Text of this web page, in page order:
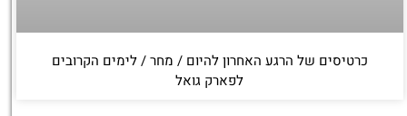
כרטיסים של הרגע האחרון להיום / מחר / לימים הקרובים
לפארק גואל